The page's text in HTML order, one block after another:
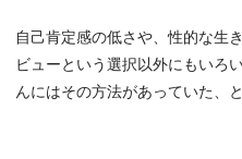
自己肯定感の低さや、性的な生
ビューという選択以外にもいろ
んにはその方法があっていた、